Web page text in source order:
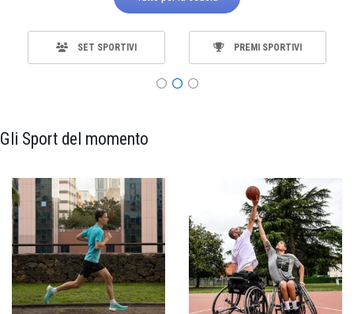
SET SPORTIVI PREMI SPORTIVI
Gli Sport del momento